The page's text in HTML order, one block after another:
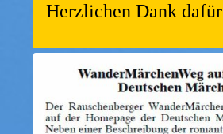
Herzlichen Dank dafür